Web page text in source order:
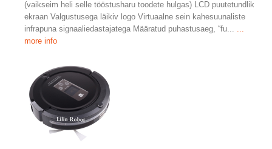
(vaikseim heli selle tööstusharu toodete hulgas) LCD puutetundlik
ekraan Valgustusega läikiv logo Virtuaalne sein kahesuunaliste
infrapuna signaaliedastajatega Määratud puhastusaeg, “fu...
more info